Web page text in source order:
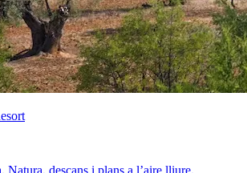
Natura, descans i plans a l’aire lliure.